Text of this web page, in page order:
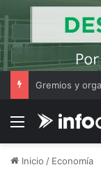
Menú
Inicio / Economía